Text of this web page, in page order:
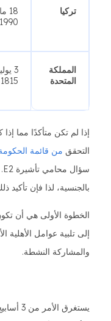
تركيا
18
1990
المملكة
المتحدة
3
1815
إذا لم تكن متأكدًا مما
التحقق من قائمة
بالجنسية، لذا فإن
الخطوة الأولى هي أن
إلى تلبية عوامل الأهلية
والمشاركة النشطة.